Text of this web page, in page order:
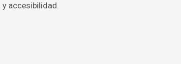
accesibilidad.